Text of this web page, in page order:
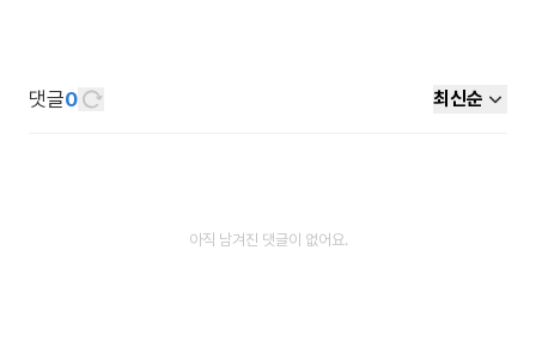
댓글0 최신순
아직 남겨진 댓글이 없어요.